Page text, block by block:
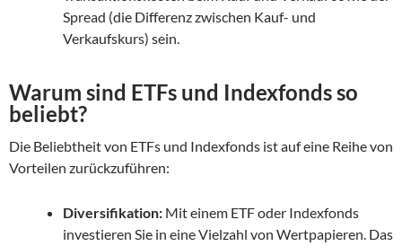
Spread (die Differenz zwischen Kauf- und
Verkaufskurs) sein.
Warum sind ETFs und Indexfonds so
beliebt?
Die Beliebtheit von ETFs und Indexfonds ist auf eine Reihe von
Vorteilen zurückzuführen:
Diversifikation: Mit einem ETF oder Indexfonds
investieren Sie in eine Vielzahl von Wertpapieren. Das